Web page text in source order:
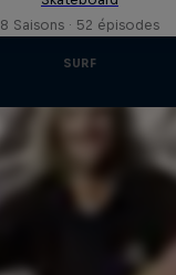
8 Saisons · 52 épisodes
SURF